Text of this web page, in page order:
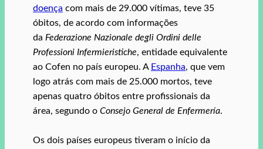
doença com mais de 29.000 vítimas, teve 35
óbitos, de acordo com informações
da Federazione Nazionale degli Ordini delle
Professioni Infermieristiche, entidade equivalente
ao Cofen no país europeu. A Espanha, que vem
logo atrás com mais de 25.000 mortos, teve
apenas quatro óbitos entre profissionais da
área, segundo o Consejo General de Enfermería.
Os dois países europeus tiveram o início da